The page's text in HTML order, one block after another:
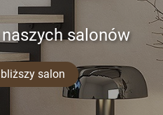
salonów
salon